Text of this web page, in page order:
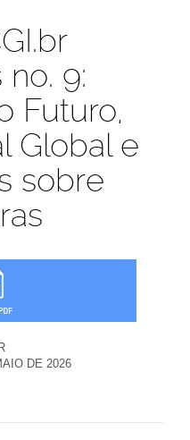
9:
Futuro,
Global e
sobre
DE 2026